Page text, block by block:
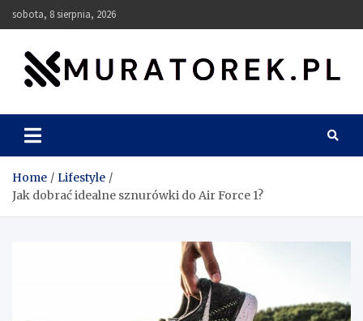
Skip
to
sobota, 8 sierpnia, 2026
muratorek.pl
Home
Lifestyle
Jak dobrać idealne sznurówki do Air Force 1?